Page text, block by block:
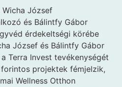
Wicha József
és Bálintfy Gábor
érdekeltségi körébe
József és Bálintfy Gábor
Terra Invest tevékenységét
projektek fémjelzik,
Wellness Otthon